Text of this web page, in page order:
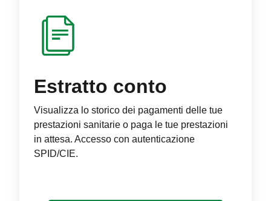
Estratto conto
Visualizza lo storico dei pagamenti delle tue
prestazioni sanitarie o paga le tue prestazioni
in attesa. Accesso con autenticazione
SPID/CIE.